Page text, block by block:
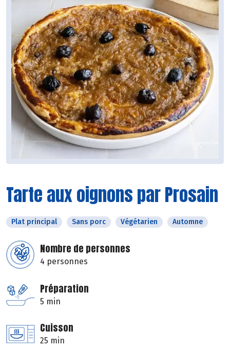
Tarte aux oignons par Prosain
Plat principal Sans porc Végétarien Automne
Nombre de personnes
4 personnes
Préparation
5 min
Cuisson
25 min